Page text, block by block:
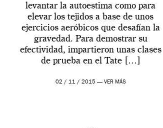
levantar la autoestima como para
elevar los tejidos a base de unos
ejercicios aeróbicos que desafían la
gravedad. Para demostrar su
efectividad, impartieron unas clases
de prueba en el Tate […]
02 / 11 / 2015 — VER MÁS